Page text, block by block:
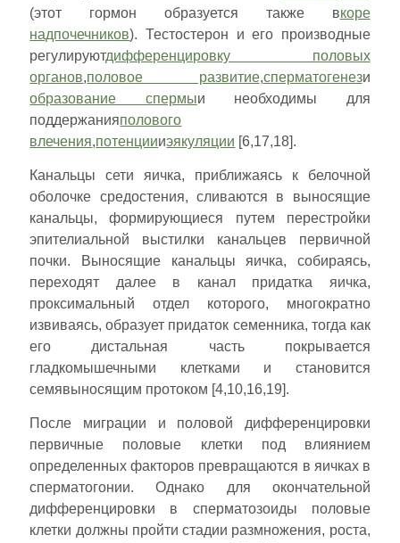
(этот гормон образуется также вкоре
надпочечников). Тестостерон и его производные
регулируютдифференцировку половых
органов,половое развитие,сперматогенези
образование спермыи необходимы для
поддержанияполового
влечения,потенциииэякуляции [6,17,18].
Канальцы сети яичка, приближаясь к белочной
оболочке средостения, сливаются в выносящие
канальцы, формирующиеся путем перестройки
эпителиальной выстилки канальцев первичной
почки. Выносящие канальцы яичка, собираясь,
переходят далее в канал придатка яичка,
проксимальный отдел которого, многократно
извиваясь, образует придаток семенника, тогда как
его дистальная часть покрывается
гладкомышечными клетками и становится
семявыносящим протоком [4,10,16,19].
После миграции и половой дифференцировки
первичные половые клетки под влиянием
определенных факторов превращаются в яичках в
сперматогонии. Однако для окончательной
дифференцировки в сперматозоиды половые
клетки должны пройти стадии размножения, роста,